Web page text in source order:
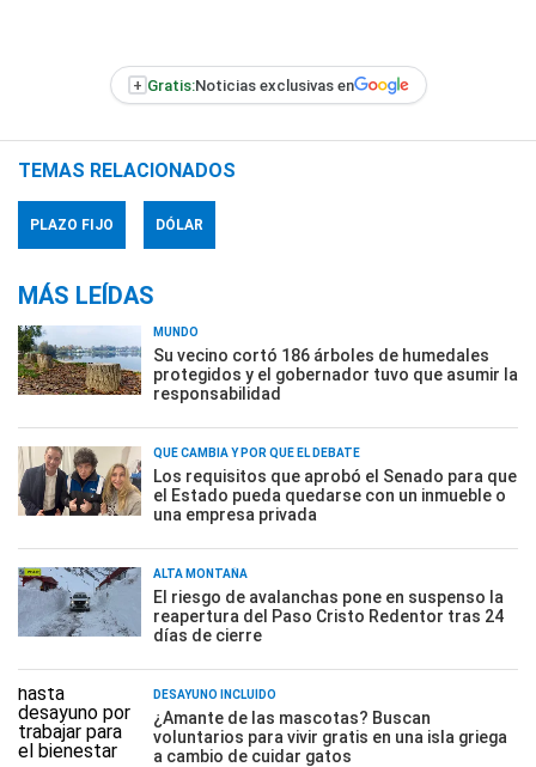
+ Gratis:Noticias exclusivas en
TEMAS RELACIONADOS
PLAZO FIJO DÓLAR
MÁS LEÍDAS
MUNDO
Su vecino cortó 186 árboles de humedales
protegidos y el gobernador tuvo que asumir la
responsabilidad
QUÉ CAMBIA Y POR QUÉ EL DEBATE
Los requisitos que aprobó el Senado para que
el Estado pueda quedarse con un inmueble o
una empresa privada
ALTA MONTAÑA
El riesgo de avalanchas pone en suspenso la
reapertura del Paso Cristo Redentor tras 24
días de cierre
DESAYUNO INCLUÍDO
¿Amante de las mascotas? Buscan
voluntarios para vivir gratis en una isla griega
a cambio de cuidar gatos